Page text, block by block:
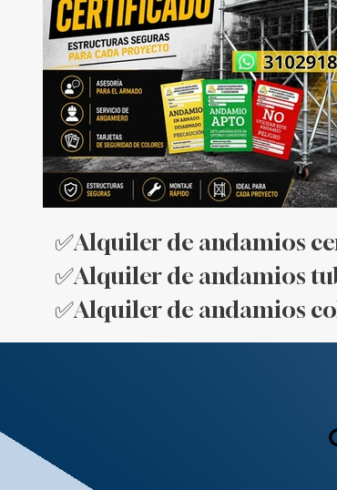
✅Alquiler de andamios
✅Alquiler de andamios
✅Alquiler de andamios